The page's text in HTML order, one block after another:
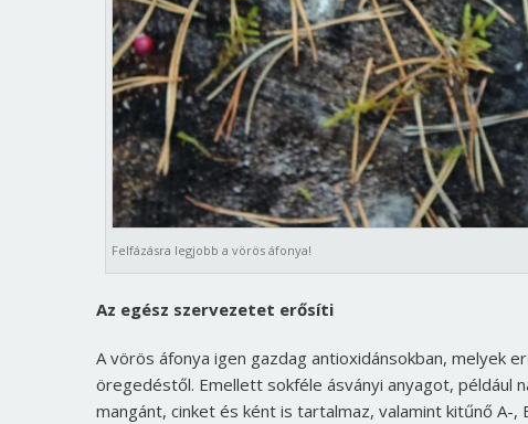
Felfázásra legjobb a vörös áfonya!
Az egész szervezetet erősíti
A vörös áfonya igen gazdag antioxidánsokban, melyek
öregedéstől. Emellett sokféle ásványi anyagot, például
mangánt, cinket és ként is tartalmaz, valamint kitűnő A-,